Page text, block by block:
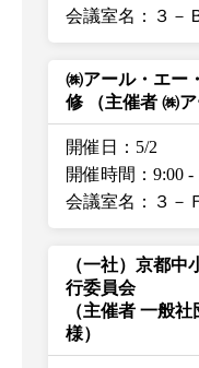
会議室名：３－
㈱アール・エー
修
（主催者 ㈱
開催日：5/2
開催時間：9:00 -
会議室名：３－
（一社）京都
行委員会
（主催者 一般
様）